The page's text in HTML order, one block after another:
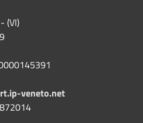
(VI)
veneto.net